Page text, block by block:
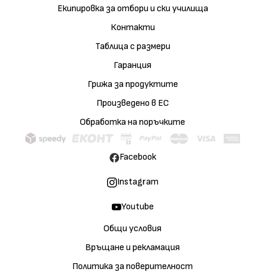
Екипировка за отбори и ски училища
Контакти
Таблица с размери
Гаранция
Грижа за продуктите
Произведено в ЕС
Обработка на поръчките
Общи условия
Връщане и рекламация
Политика за поверителност
Facebook
Instagram
Youtube